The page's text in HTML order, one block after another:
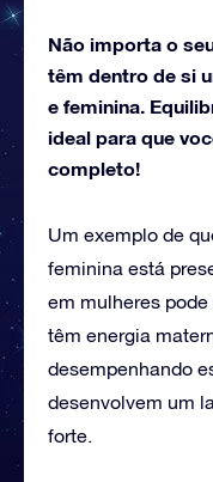
Não importa o
têm dentro de si
e feminina.
ideal para que
completo!
Um exemplo de
feminina está
em mulheres
têm energia
desempenhando
desenvolvem um
forte.